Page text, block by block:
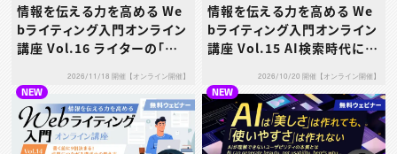
情報を伝える力を高める We
bライティング入門オンライン
講座 Vol.16 ライターの「値
え方
2026/11/18 開催【オンライン開催】
情報を伝える力を高める We
bライティング入門オンライン
講座 Vol.15 AI検索時代に
2026/10/20 開催【オンライン開催】
NEW NEW